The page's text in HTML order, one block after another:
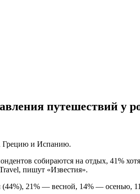
путешествий у
Грецию и Испанию.
собираются на отдых, 41%
пишут «Известия».
21% — весной, 14% — осенью,